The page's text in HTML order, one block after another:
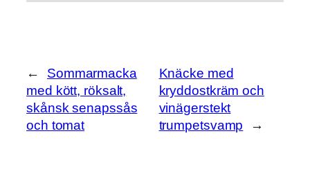
←
Sommarmacka
med kött, röksalt,
skånsk senapssås
och tomat
Knäcke med
kryddostkräm och
vinägerstekt
trumpetsvamp
→